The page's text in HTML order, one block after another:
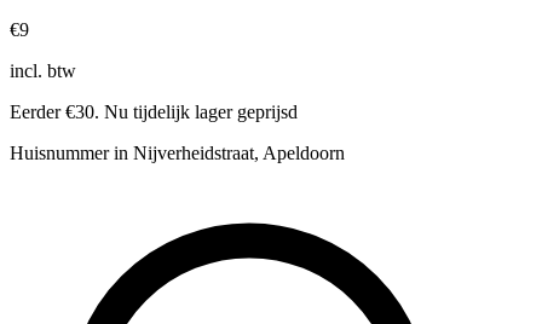
€9
incl. btw
Eerder €30. Nu tijdelijk lager geprijsd
Huisnummer in Nijverheidstraat, Apeldoorn